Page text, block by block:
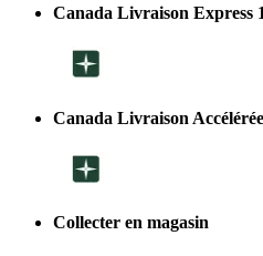
Canada Livraison Express
Canada Livraison
Collecter en magasin